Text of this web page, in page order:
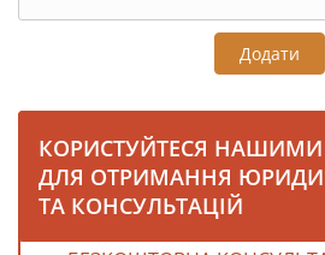
Додати
КОРИСТУЙТЕСЯ НАШИМИ
ДЛЯ ОТРИМАННЯ
ТА КОНСУЛЬТАЦІЙ